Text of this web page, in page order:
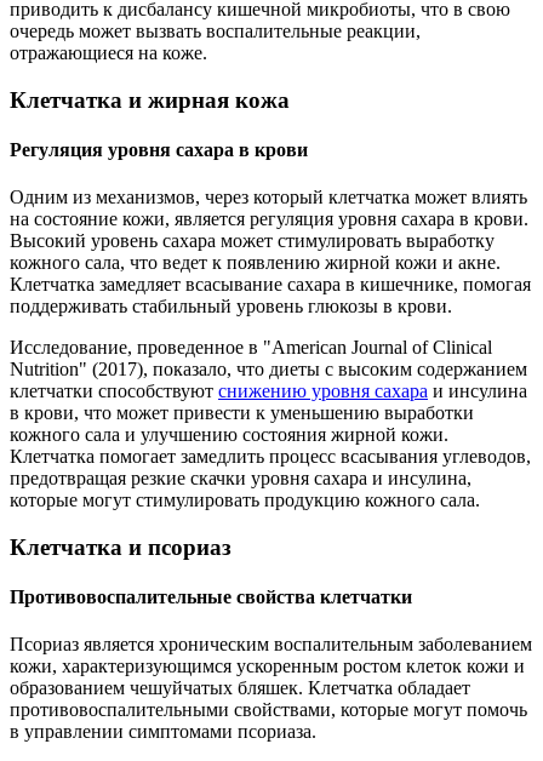
приводить к дисбалансу кишечной микробиоты, что в свою
очередь может вызвать воспалительные реакции,
отражающиеся на коже.
Клетчатка и жирная кожа
Регуляция уровня сахара в крови
Одним из механизмов, через который клетчатка может влиять
на состояние кожи, является регуляция уровня сахара в крови.
Высокий уровень сахара может стимулировать выработку
кожного сала, что ведет к появлению жирной кожи и акне.
Клетчатка замедляет всасывание сахара в кишечнике, помогая
поддерживать стабильный уровень глюкозы в крови.
Исследование, проведенное в "American Journal of Clinical
Nutrition" (2017), показало, что диеты с высоким содержанием
клетчатки способствуют снижению уровня сахара и инсулина
в крови, что может привести к уменьшению выработки
кожного сала и улучшению состояния жирной кожи.
Клетчатка помогает замедлить процесс всасывания углеводов,
предотвращая резкие скачки уровня сахара и инсулина,
которые могут стимулировать продукцию кожного сала.
Клетчатка и псориаз
Противовоспалительные свойства клетчатки
Псориаз является хроническим воспалительным заболеванием
кожи, характеризующимся ускоренным ростом клеток кожи и
образованием чешуйчатых бляшек. Клетчатка обладает
противовоспалительными свойствами, которые могут помочь
в управлении симптомами псориаза.